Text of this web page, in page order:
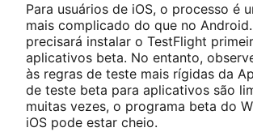
Para usuários de iOS, o processo é
mais complicado do que no
precisará instalar o TestFlight
aplicativos beta. No entanto,
às regras de teste mais rígidas da
de teste beta para aplicativos são
muitas vezes, o programa beta do
iOS pode estar cheio.